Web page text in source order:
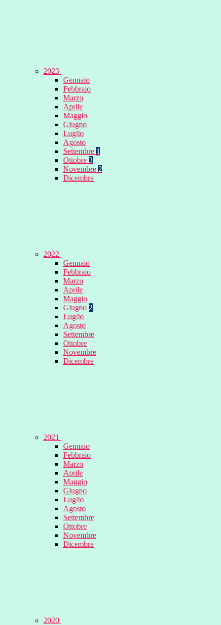
2023
Gennaio
Febbraio
Marzo
Aprile
Maggio
Giugno
Luglio
Agosto
Settembre 1
Ottobre 3
Novembre 2
Dicembre
2022
Gennaio
Febbraio
Marzo
Aprile
Maggio
Giugno 2
Luglio
Agosto
Settembre
Ottobre
Novembre
Dicembre
2021
Gennaio
Febbraio
Marzo
Aprile
Maggio
Giugno
Luglio
Agosto
Settembre
Ottobre
Novembre
Dicembre
2020